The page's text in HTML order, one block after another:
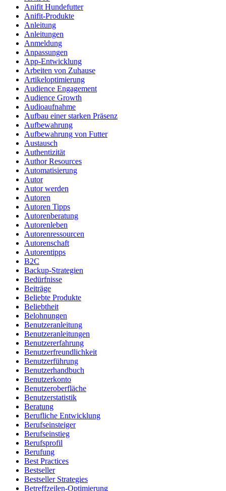
Anifit Hundefutter
Anifit-Produkte
Anleitung
Anleitungen
Anmeldung
Anpassungen
App-Entwicklung
Arbeiten von Zuhause
Artikeloptimierung
Audience Engagement
Audience Growth
Audioaufnahme
Aufbau einer starken Präsenz
Aufbewahrung
Aufbewahrung von Futter
Austausch
Authentizität
Author Resources
Automatisierung
Autor
Autor werden
Autoren
Autoren Tipps
Autorenberatung
Autorenleben
Autorenressourcen
Autorenschaft
Autorentipps
B2C
Backup-Strategien
Bedürfnisse
Beiträge
Beliebte Produkte
Beliebtheit
Belohnungen
Benutzeranleitung
Benutzeranleitungen
Benutzererfahrung
Benutzerfreundlichkeit
Benutzerführung
Benutzerhandbuch
Benutzerkonto
Benutzeroberfläche
Benutzerstatistik
Beratung
Berufliche Entwicklung
Berufseinsteiger
Berufseinstieg
Berufsprofil
Berufung
Best Practices
Bestseller
Bestseller Strategies
Betreffzeilen-Optimierung